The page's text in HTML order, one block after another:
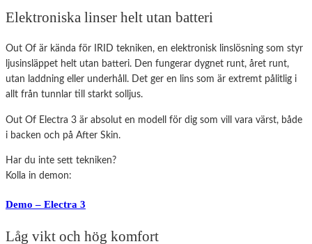
Elektroniska linser helt utan batteri
Out Of är kända för IRID tekniken, en elektronisk linslösning som styr
ljusinsläppet helt utan batteri. Den fungerar dygnet runt, året runt,
utan laddning eller underhåll. Det ger en lins som är extremt pålitlig i
allt från tunnlar till starkt solljus.
Out Of Electra 3 är absolut en modell för dig som vill vara värst, både
i backen och på After Skin.
Har du inte sett tekniken?
Kolla in demon:
Demo – Electra 3
Låg vikt och hög komfort